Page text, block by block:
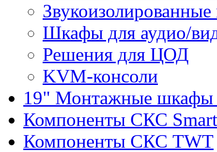
Шкафы для аудио/
Решения для ЦОД
KVM-консоли
19" Монтажные шкафы
Компоненты СКС
Компоненты СКС TWT